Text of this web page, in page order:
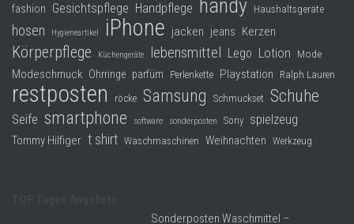
fashion Gesichtspflege Handpflege handy Haushaltsgeräte
hosen Hygieneartikel iPhone jacken jeans Kerzen
Körperpflege Küchengeräte lebensmittel Lego Lotion Mode
Modeschmuck Ohrringe parfüm Perlenkette Playstation Ralph Lauren
restposten röcke Samsung Schmuckset Schuhe
Seife smartphone software sonderposten Sony spielzeug
Tommy Hilfiger t shirt Waschmaschinen Weihnachten Werkzeug
Sonderposten Waschmittel –